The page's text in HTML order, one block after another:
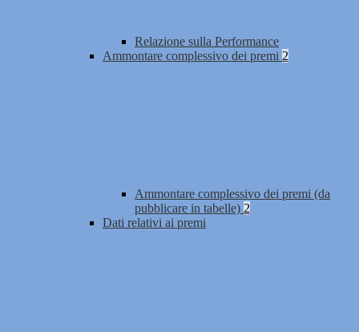
Relazione sulla Performance
Ammontare complessivo dei premi 2
Ammontare complessivo dei premi (da
pubblicare in tabelle) 2
Dati relativi ai premi